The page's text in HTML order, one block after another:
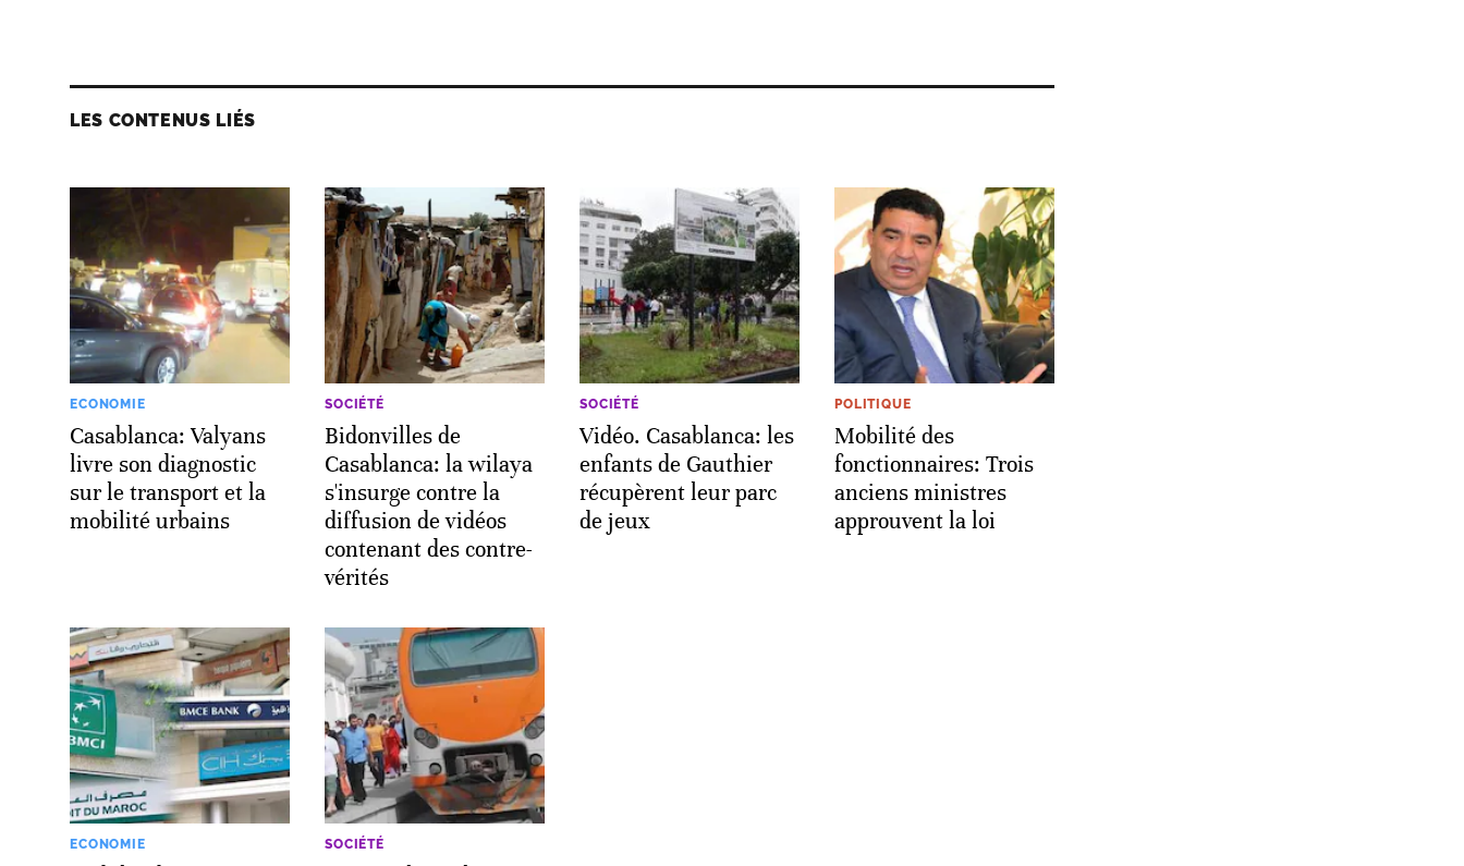
LES CONTENUS LIÉS
ECONOMIE
Casablanca: Valyans
livre son diagnostic
sur le transport et la
mobilité urbains
SOCIÉTÉ
Bidonvilles de
Casablanca: la wilaya
s'insurge contre la
diffusion de vidéos
contenant des contre-
vérités
SOCIÉTÉ
Vidéo. Casablanca: les
enfants de Gauthier
récupèrent leur parc
de jeux
POLITIQUE
Mobilité des
fonctionnaires: Trois
anciens ministres
approuvent la loi
ECONOMIE SOCIÉTÉ